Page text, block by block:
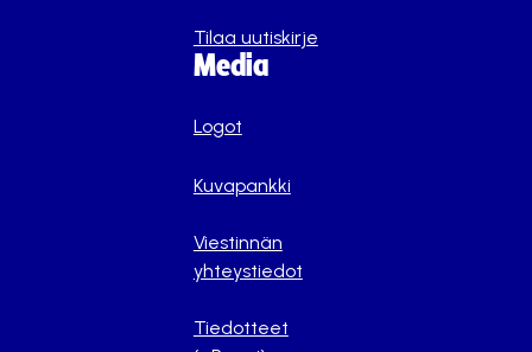
Tilaa uutiskirje
Media
Logot
Kuvapankki
Viestinnän
yhteystiedot
Tiedotteet